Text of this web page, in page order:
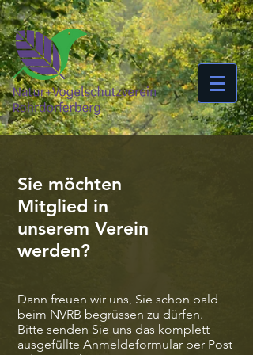
Sie möchten
Mitglied in
unserem Verein
werden?
Dann freuen wir uns, Sie schon bald
beim NVRB begrüssen zu dürfen.
Bitte senden Sie uns das komplett
ausgefüllte Anmeldeformular per Post